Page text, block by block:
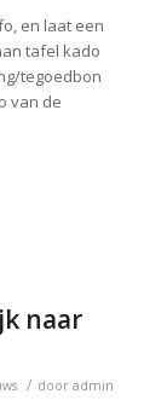
en laat een
tafel kado
tegoedbon
van de
naar
/ door admin